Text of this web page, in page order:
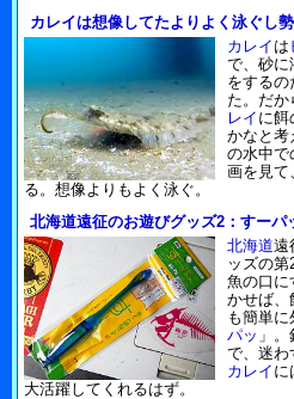
カレイは想像してたよりよく泳ぐし
カレイ は
で、砂に
をする
た。だか
レイ に餌
かなと考
の水中で
画を見て
る。想像よりもよく泳ぐ。
北海道遠征のお遊びグッズ2：すーパ
北海道遠
ッズの
魚の口に
かせば、
も簡単に
パッ 」
で、迷わ
カレイ に
大活躍してくれるはず。